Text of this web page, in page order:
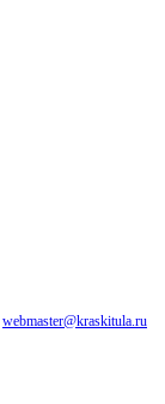
webmaster@kraskitula.ru